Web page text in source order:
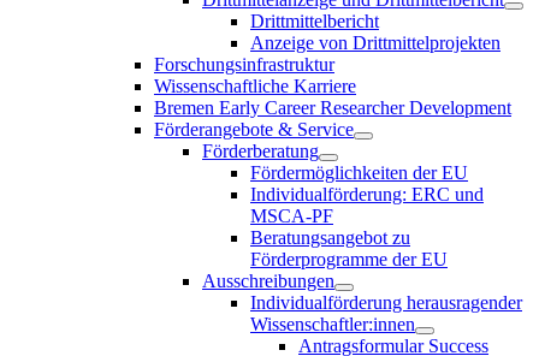
Drittmittelbericht
Anzeige von Drittmittelprojekten
Forschungsinfrastruktur
Wissenschaftliche Karriere
Bremen Early Career Researcher Development
Förderangebote & Service
Förderberatung
Fördermöglichkeiten der EU
Individualförderung: ERC und
MSCA-PF
Beratungsangebot zu
Förderprogramme der EU
Ausschreibungen
Individualförderung herausragender
Wissenschaftler:innen
Antragsformular Success